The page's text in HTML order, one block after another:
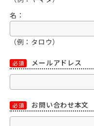
名：
（例：タロウ）
必須 メールアドレス
必須 お問い合わせ本文